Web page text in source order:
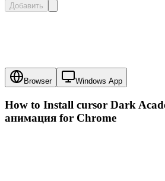
Добавить
Browser Windows App
How to Install cursor Dark
анимация for Chrome